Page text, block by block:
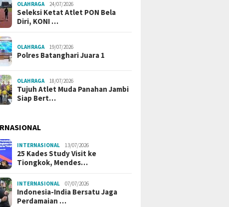
Bayi, Desak Proses
Tuntas
OLAHRAGA 24/07/2026
Seleksi Ketat Atlet PON Bela
Diri, KONI …
OLAHRAGA 19/07/2026
Polres Batanghari Juara 1
OLAHRAGA 18/07/2026
Tujuh Atlet Muda Panahan Jambi
Siap Bert…
INTERNASIONAL 13/07/2026
25 Kades Study Visit ke
Tiongkok, Mendes…
INTERNASIONAL 07/07/2026
Indonesia-India Bersatu Jaga
Perdamaian …